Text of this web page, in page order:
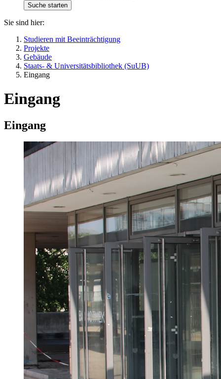
Sie sind hier:
Studieren mit Beeinträchtigung
Projekte
Gebäude
Staats- & Universitätsbibliothek (SuUB)
Eingang
Eingang
Eingang